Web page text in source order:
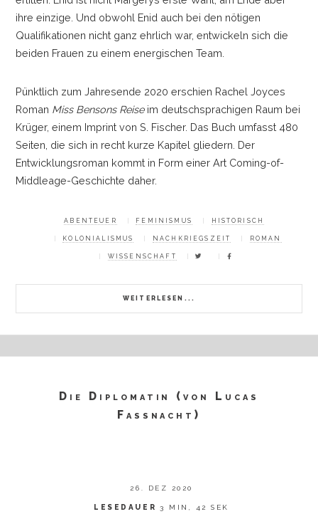
ihre einzige. Und obwohl Enid auch bei den nötigen
Qualifikationen nicht ganz ehrlich war, entwickeln sich die
beiden Frauen zu einem energischen Team.
Pünktlich zum Jahresende 2020 erschien Rachel Joyces
Roman Miss Bensons Reiseim deutschsprachigen Raum bei
Krüger, einem Imprint von S. Fischer. Das Buch umfasst 480
Seiten, die sich in recht kurze Kapitel gliedern. Der
Entwicklungsroman kommt in Form einer Art Coming-of-
Middleage-Geschichte daher.
WEITERLESEN...
ABENTEUER FEMINISMUS HISTORISCH
KOLONIALISMUS NACHKRIEGSZEIT ROMAN
WISSENSCHAFT
Die Diplomatin (von Lucas
Fassnacht)
26. DEZ 2020
LESEDAUER 3 MIN, 42 SEK